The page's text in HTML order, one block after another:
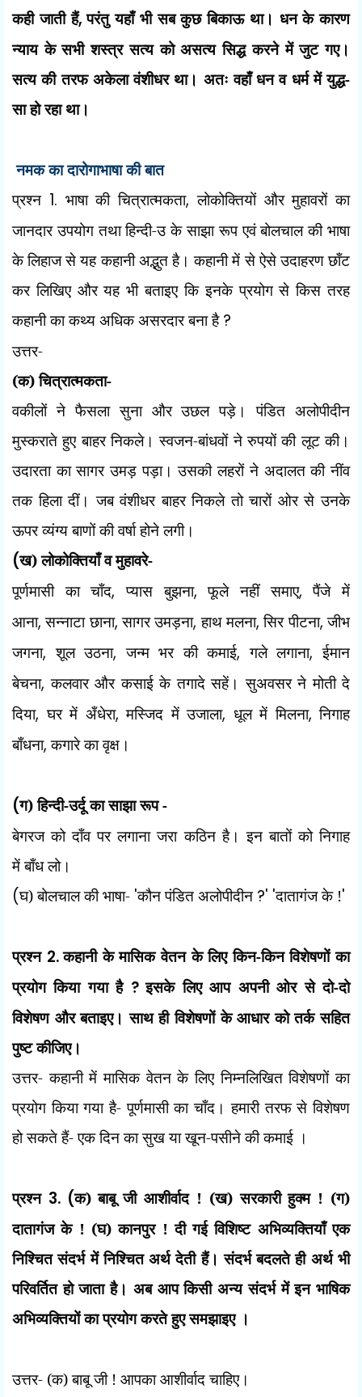
कही जाती हैं,परंतु यहाँ भी सब कुछ बिकाऊ था। धन के कारण
न्याय के सभी शस्त्र सत्य को असत्य सिद्ध करने में जुट गए।
सत्य की तरफ अकेला वंशीधर था। अतः वहाँ धन व धर्म में युद्ध-
सा हो रहा था।
नमक का दारोगाभाषा की बात
प्रश्न 1. भाषा की चित्रात्मकता,लोकोक्तियों और मुहावरों का
जानदार उपयोग तथा हिन्दी-उ के साझा रूप एवं बोलचाल की भाषा
के लिहाज से यह कहानी अद्भुत है। कहानी में से ऐसे उदाहरण छाँट
कर लिखिए और यह भी बताइए कि इनके प्रयोग से किस तरह
कहानी का कथ्य अधिक असरदार बना है ?
उत्तर-
(क) चित्रात्मकता-
वकीलों ने फैसला सुना और उछल पड़े। पंडित अलोपीदीन
मुस्कराते हुए बाहर निकले। स्वजन-बांधवों ने रुपयों की लूट की।
उदारता का सागर उमड़ पड़ा। उसकी लहरों ने अदालत की नींव
तक हिला दीं। जब वंशीधर बाहर निकले तो चारों ओर से उनके
ऊपर व्यंग्य बाणों की वर्षा होने लगी।
(ख) लोकोक्तियाँ व मुहावरे-
पूर्णमासी का चाँद,प्यास बुझना,फूले नहीं समाए,पैंजे में
आना,सन्नाटा छाना,सागर उमड़ना,हाथ मलना,सिर पीटना,जीभ
जगना,शूल उठना,जन्म भर की कमाई,गले लगाना,ईमान
बेचना,कलवार और कसाई के तगादे सहें। सुअवसर ने मोती दे
दिया,घर में अँधेरा,मस्जिद में उजाला, धूल में मिलना,निगाह
बाँधना,कगारे का वृक्ष।
(ग) हिन्दी-उर्दू का साझा रूप -
बेगरज को दाँव पर लगाना जरा कठिन है। इन बातों को निगाह
मेंबाँध लो।
(घ) बोलचाल की भाषा- 'कौन पंडित अलोपीदीन ?' 'दातागंज के !'
प्रश्न 2.कहानी के मासिक वेतन के लिए किन-किन विशेषणों का
प्रयोग किया गया है ?इसके लिए आप अपनी ओर से दो-दो
विशेषण और बताइए। साथ ही विशेषणों के आधार को तर्क सहित
पुष्ट कीजिए।
उत्तर- कहानी में मासिक वेतन के लिए निम्नलिखित विशेषणों का
प्रयोग किया गया है- पूर्णमासी का चाँद। हमारी तरफ से विशेषण
हो सकते हैं- एक दिन का सुख या खून-पसीने की कमाई ।
प्रश्न 3. (क) बाबू जी आशीर्वाद ! (ख) सरकारी हुक्म ! (ग)
दातागंज के ! (घ) कानपुर ! दी गई विशिष्ट अभिव्यक्तियाँ एक
निश्चित संदर्भ में निश्चित अर्थ देती हैं। संदर्भ बदलते ही अर्थ भी
परिवर्तित हो जाता है। अब आप किसी अन्य संदर्भ में इन भाषिक
अभिव्यक्तियों का प्रयोग करते हुए समझाइए ।
उत्तर- (क) बाबू जी ! आपका आशीर्वाद चाहिए।